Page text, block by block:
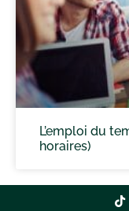
L’emploi du
horaires)